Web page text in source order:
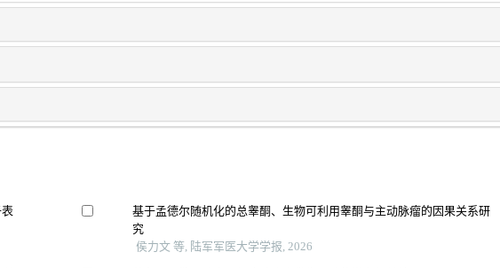
基于孟德尔随机化的总睾酮、生物可利用睾酮与主动脉瘤的因果关系研
究
侯力文 等, 陆军军医大学学报, 2026